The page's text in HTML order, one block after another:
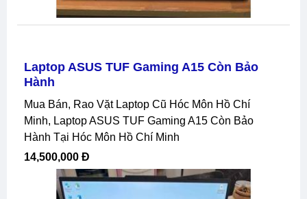
Laptop ASUS TUF Gaming A15 Còn Bảo
Hành
Mua Bán, Rao Vặt Laptop Cũ Hóc Môn Hồ Chí
Minh, Laptop ASUS TUF Gaming A15 Còn Bảo
Hành Tại Hóc Môn Hồ Chí Minh
14,500,000 Đ